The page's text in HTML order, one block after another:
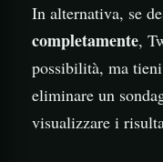
In alternativa, se
completamente,
possibilità, ma
eliminare un
visualizzare i